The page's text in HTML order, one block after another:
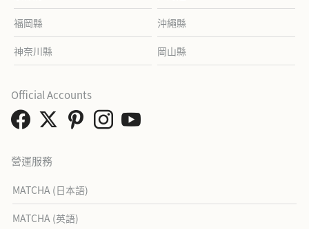
福岡縣 沖繩縣
神奈川縣 岡山縣
營運服務
MATCHA (日本語)
MATCHA (英語)
Official Accounts